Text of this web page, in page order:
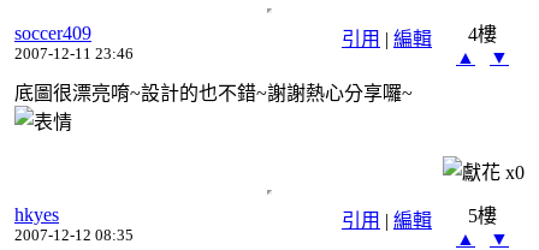
引用 | 編輯
soccer409
2007-12-11 23:46
4樓
▲
▼
底圖很漂亮唷~設計的也不錯~謝謝熱心分享囉~
x0
引用 | 編輯
hkyes
2007-12-12 08:35
5樓
▲
▼